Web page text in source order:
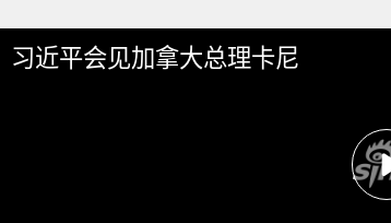
习近平会见加拿大总理卡尼